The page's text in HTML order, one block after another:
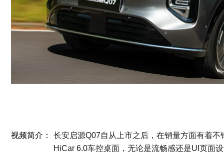
视频简介：
长安启源Q07自从上市之后，在销量方面有着
HiCar 6.0车控桌面，无论是流畅感还是UI页面